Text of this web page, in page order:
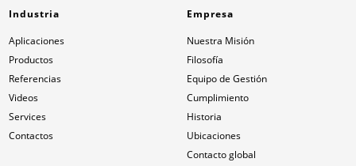
Industria
Aplicaciones
Productos
Referencias
Videos
Services
Contactos
Empresa
Nuestra Misión
Filosofía
Equipo de Gestión
Cumplimiento
Historia
Ubicaciones
Contacto global